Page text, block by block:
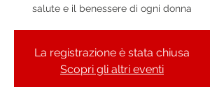
salute e il benessere di ogni donna
La registrazione è stata chiusa
Scopri gli altri eventi